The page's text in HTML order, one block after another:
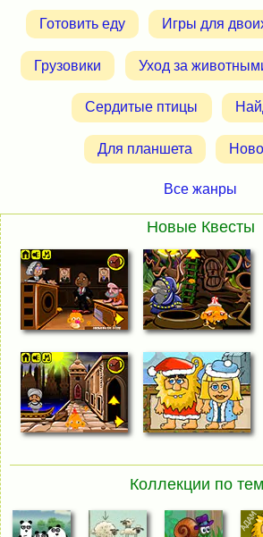
Готовить еду Игры для
Грузовики Уход за
Сердитые птицы
Для планшета
Все жанры
Новые Квесты
Коллекции по